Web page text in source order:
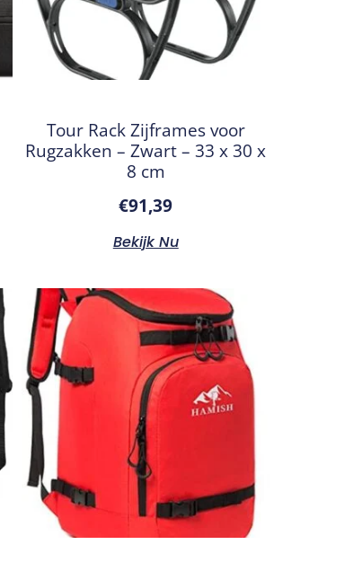
Tour Rack Zijframes voor
Rugzakken – Zwart – 33 x 30 x
8 cm
€91,39
Bekijk Nu